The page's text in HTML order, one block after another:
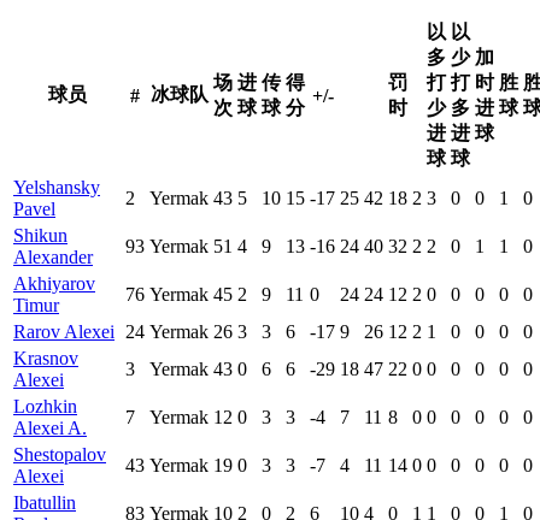
球员 # 冰球队
场
次
进
球
传
球
得
分
+/-
罚
时
以
多
打
少
进
球
以
少
打
多
进
球
加
时
进
球
胜
球
Yelshansky
Pavel
2 Yermak 43 5 10 15 -17 25 42 18 2 3 0 0 1
0
Shikun
Alexander
93 Yermak 51 4 9 13 -16 24 40 32 2 2 0 1 1
0
Akhiyarov
Timur
76 Yermak 45 2 9 11 0 24 24 12 2 0 0 0 0
0
Rarov Alexei 24 Yermak 26 3 3 6 -17 9 26 12 2 1 0 0 0
0
Krasnov
Alexei
3 Yermak 43 0 6 6 -29 18 47 22 0 0 0 0 0
0
Lozhkin
Alexei A.
7 Yermak 12 0 3 3 -4 7 11 8 0 0 0 0 0
0
Shestopalov
Alexei
43 Yermak 19 0 3 3 -7 4 11 14 0 0 0 0 0
0
Ibatullin
83 Yermak 10 2 0 2 6 10 4 0 1 1 0 0 1 0